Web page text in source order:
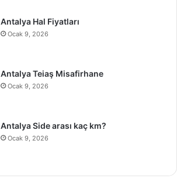
Antalya Hal Fiyatları
Ocak 9, 2026
Antalya Teiaş Misafirhane
Ocak 9, 2026
Antalya Side arası kaç km?
Ocak 9, 2026